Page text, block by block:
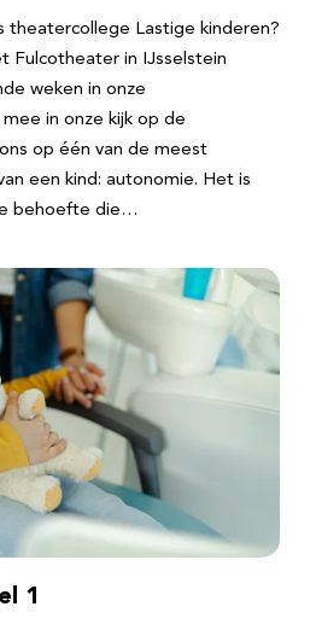
theatercollege Lastige kinderen?
Fulcotheater in IJsselstein
weken in onze
in onze kijk op de
op één van de meest
een kind: autonomie. Het is
behoefte die…
1